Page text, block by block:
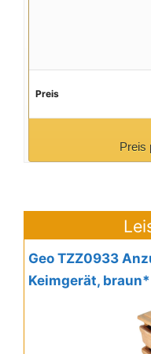
Preis
Preis
Geo TZZ0933
Keimgerät, braun*